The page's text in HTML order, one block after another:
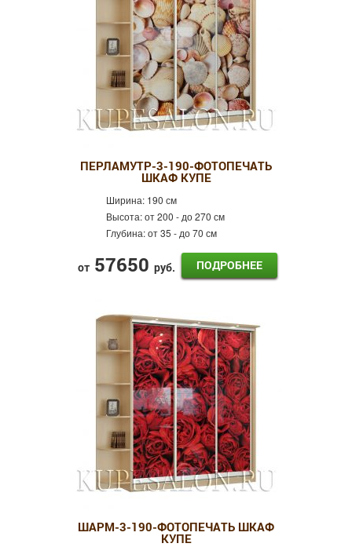
ПЕРЛАМУТР-3-190-ФОТОПЕЧАТЬ
ШКАФ КУПЕ
Ширина: 190 см
Высота:от 200 - до 270 см
Глубина:от 35 - до 70 см
от 57650 руб. ПОДРОБНЕЕ
ШАРМ-3-190-ФОТОПЕЧАТЬ ШКАФ
КУПЕ